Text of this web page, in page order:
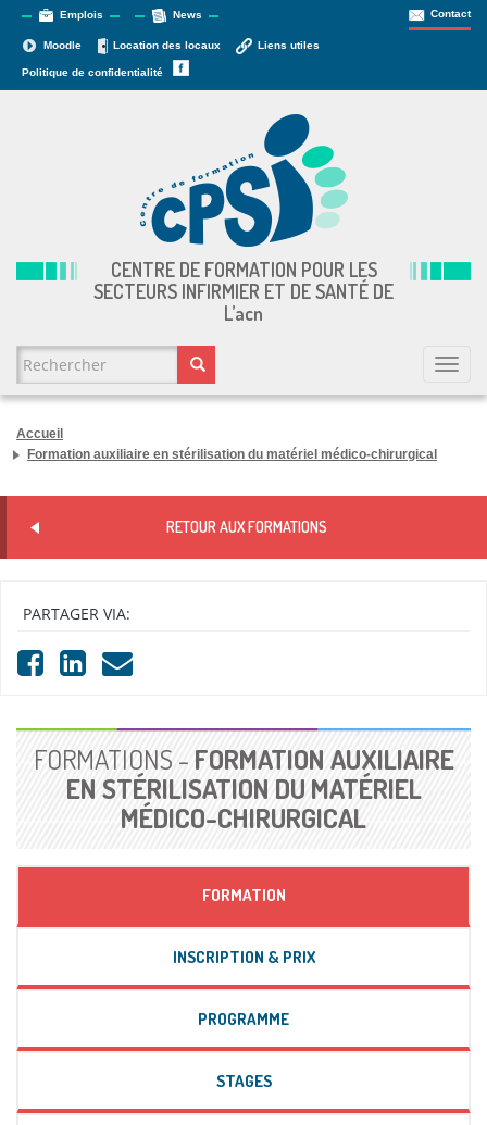
Emplois News
Moodle Location des locaux Liens utiles
Politique de confidentialité
Contact
CENTRE DE FORMATION POUR LES
SECTEURS INFIRMIER ET DE SANTÉ DE
L’acn
FORMULAIRE DE RECHERCHE
Rechercher
Accueil
Formation auxiliaire en stérilisation du matériel médico-chirurgical
RETOUR AUX FORMATIONS
PARTAGER VIA:
FORMATIONS - FORMATION AUXILIAIRE
EN STÉRILISATION DU MATÉRIEL
MÉDICO-CHIRURGICAL
FORMATION
INSCRIPTION & PRIX
PROGRAMME
STAGES